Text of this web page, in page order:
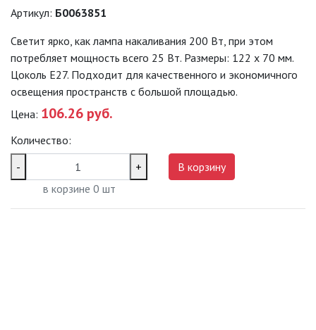
ДАТЧИКИ ДВИЖЕНИЯ И
ФОТОРЕЛЕ
ДЕКОРАТИВНАЯ ПОДСВЕТКА
ИЗОЛЯЦИОННАЯ ЛЕНТА
ИНФРАКРАСНЫЕ ЛАМПЫ
Артикул: Б0063851
Светит ярко, как лампа накаливания 200 Вт, при этом
потребляет мощность всего 25 Вт. Размеры: 122 х 70 мм.
Цоколь Е27. Подходит для качественного и экономичного
освещения пространств с большой площадью.
Цена: 106.26 руб.
Количество:
-
+
в корзине 0 шт
В корзину